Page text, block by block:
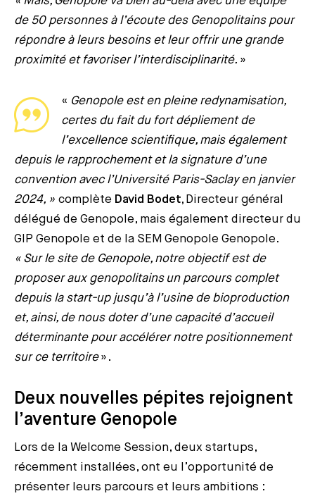
de 50 personnes à l’écoute des Genopolitains pour
répondre à leurs besoins et leur offrir une grande
proximité et favoriser l’interdisciplinarité. »
« Genopole est en pleine redynamisation,
certes du fait du fort dépliement de
l’excellence scientifique, mais également
depuis le rapprochement et la signature d’une
convention avec l’Université Paris-Saclay en janvier
2024, » complète David Bodet, Directeur général
délégué de Genopole, mais également directeur du
GIP Genopole et de la SEM Genopole Genopole.
« Sur le site de Genopole, notre objectif est de
proposer aux genopolitains un parcours complet
depuis la start-up jusqu’à l’usine de bioproduction
et, ainsi, de nous doter d’une capacité d’accueil
déterminante pour accélérer notre positionnement
sur ce territoire».
Deux nouvelles pépites rejoignent
l’aventure Genopole
Lors de la Welcome Session, deux startups,
récemment installées, ont eu l’opportunité de
présenter leurs parcours et leurs ambitions :